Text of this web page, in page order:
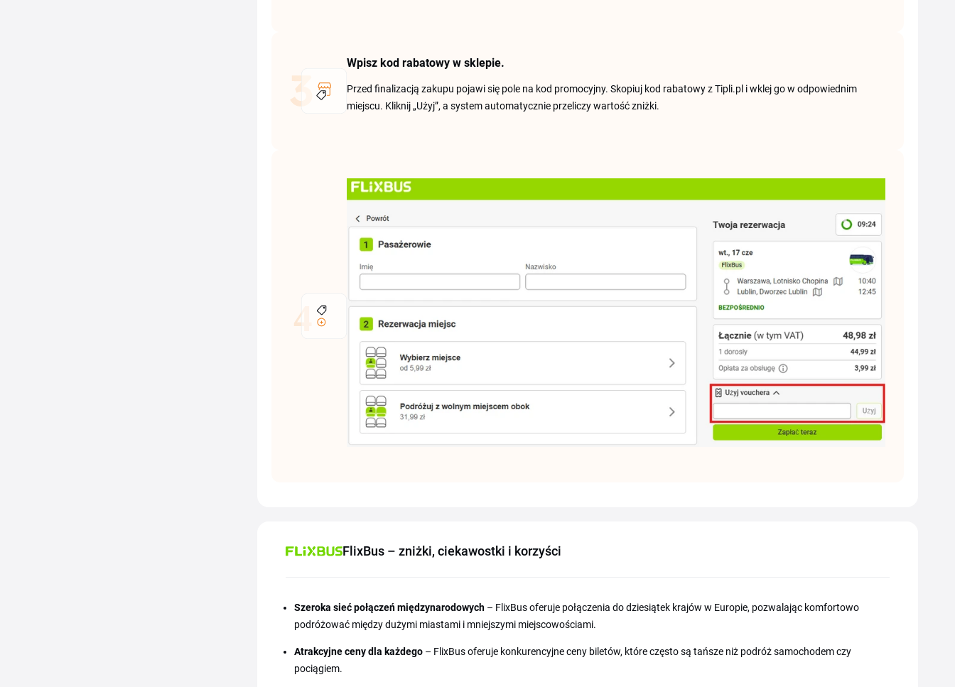
Wpisz kod rabatowy w sklepie.
Przed finalizacją zakupu pojawi się pole na kod promocyjny. Skopiuj kod rabatowy z Tipli.pl i wklej go w odpowiednim
miejscu. Kliknij „Użyj”, a system automatycznie przeliczy wartość zniżki.
FlixBus – zniżki, ciekawostki i korzyści
Szeroka sieć połączeń międzynarodowych – FlixBus oferuje połączenia do dziesiątek krajów w Europie, pozwalając komfortowo
podróżować między dużymi miastami i mniejszymi miejscowościami.
Atrakcyjne ceny dla każdego – FlixBus oferuje konkurencyjne ceny biletów, które często są tańsze niż podróż samochodem czy
pociągiem.